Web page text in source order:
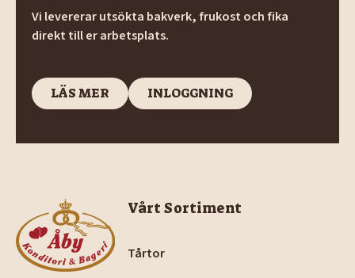
Vi levererar utsökta bakverk, frukost och fika
direkt till er arbetsplats.
LÄS MER
LÄS MER
INLOGGNING
INLOGGNING
Vårt Sortiment
Tårtor